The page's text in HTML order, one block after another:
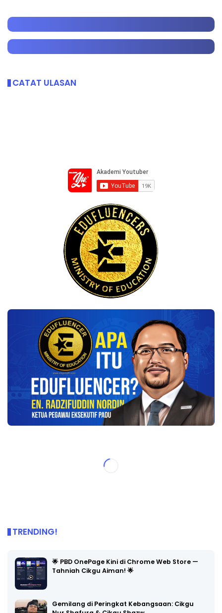
CATAT ULASAN
TRENDING!
🌟 PBD OnePage Kini di Chrome Web Store —
Tahniah Cikgu Aiman! 🌟
Gemilang di Peringkat Kebangsaan: Cikgu